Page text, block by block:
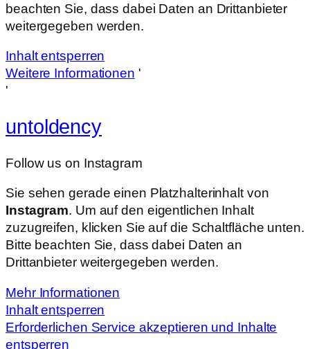
beachten Sie, dass dabei Daten an Drittanbieter
weitergegeben werden.
Inhalt entsperren
Weitere Informationen '
'
untoldency
Follow us on Instagram
Sie sehen gerade einen Platzhalterinhalt von
Instagram. Um auf den eigentlichen Inhalt
zuzugreifen, klicken Sie auf die Schaltfläche unten.
Bitte beachten Sie, dass dabei Daten an
Drittanbieter weitergegeben werden.
Mehr Informationen
Inhalt entsperren
Erforderlichen Service akzeptieren und Inhalte
entsperren